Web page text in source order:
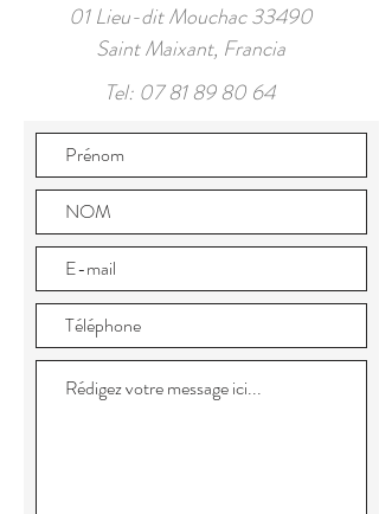
01 Lieu-dit Mouchac 33490
Saint Maixant, Francia
Tel: 07 81 89 80 64